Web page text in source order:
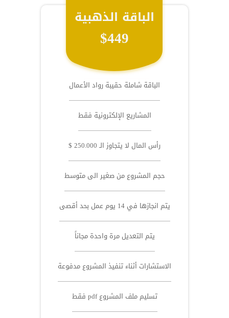
الباقة الذهبية
$449
الباقة شاملة حقيبة رواد الأعمال
المشاريع الإلكترونية فقط
رأس المال لا يتجاوز الـ 250.000 $
حجم المشروع من صغير الى متوسط
يتم انجازها في 14 يوم عمل بحد أقصى
يتم التعديل مرة واحدة مجاناً
الاستشارات أثناء تنفيذ المشروع مدفوعة
تسليم ملف المشروع pdf فقط